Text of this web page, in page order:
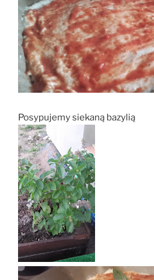
Posypujemy siekaną bazylią